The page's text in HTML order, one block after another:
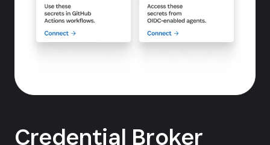
Credential Broker